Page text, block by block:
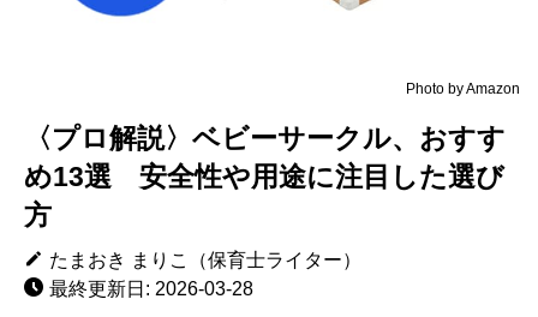
Photo by Amazon
〈プロ解説〉ベビーサークル、おすす
め13選 安全性や用途に注目した選び
方
たまおき まりこ（保育士ライター）
最終更新日: 2026-03-28